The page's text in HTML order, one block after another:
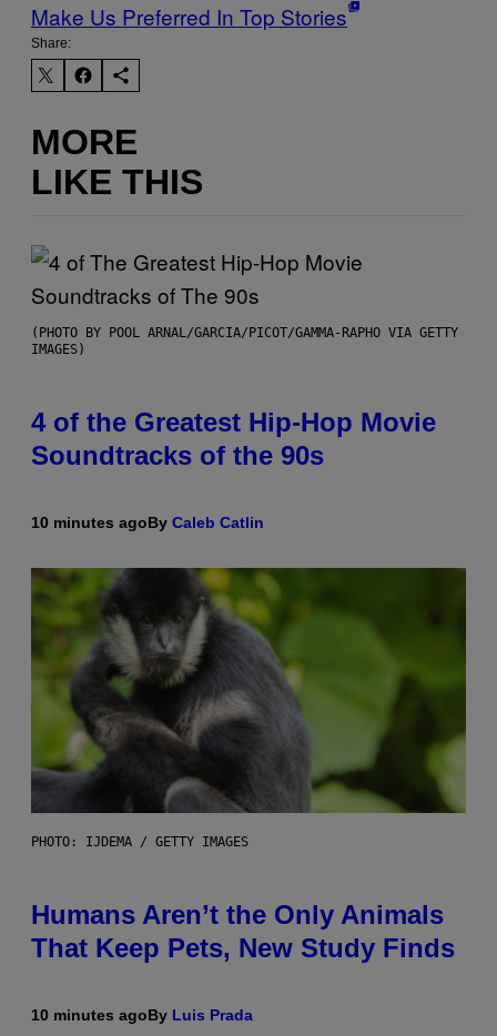
Make Us Preferred In Top Stories
Share:
MORE
LIKE THIS
(PHOTO BY POOL ARNAL/GARCIA/PICOT/GAMMA-RAPHO VIA GETTY
IMAGES)
4 of the Greatest Hip-Hop Movie
Soundtracks of the 90s
10 minutes agoBy Caleb Catlin
PHOTO: IJDEMA / GETTY IMAGES
Humans Aren’t the Only Animals
That Keep Pets, New Study Finds
10 minutes agoBy Luis Prada